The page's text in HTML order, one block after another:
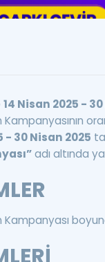
14 Nisan 2025 -
Kampanyasının
- 30 Nisan 2025
adı altında
Kampanyası